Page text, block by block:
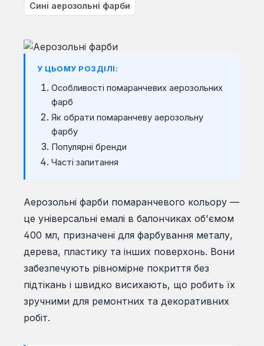
Сині аерозольні фарби
У ЦЬОМУ РОЗДІЛІ:
Особливості помаранчевих аерозольних
фарб
Як обрати помаранчеву аерозольну
фарбу
Популярні бренди
Часті запитання
Аерозольні фарби помаранчевого кольору —
це універсальні емалі в балончиках об'ємом
400 мл, призначені для фарбування металу,
дерева, пластику та інших поверхонь. Вони
забезпечують рівномірне покриття без
підтікань і швидко висихають, що робить їх
зручними для ремонтних та декоративних
робіт.